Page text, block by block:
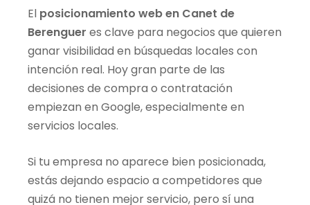
El posicionamiento web en Canet de
Berenguer es clave para negocios que quieren
ganar visibilidad en búsquedas locales con
intención real. Hoy gran parte de las
decisiones de compra o contratación
empiezan en Google, especialmente en
servicios locales.
Si tu empresa no aparece bien posicionada,
estás dejando espacio a competidores que
quizá no tienen mejor servicio, pero sí una